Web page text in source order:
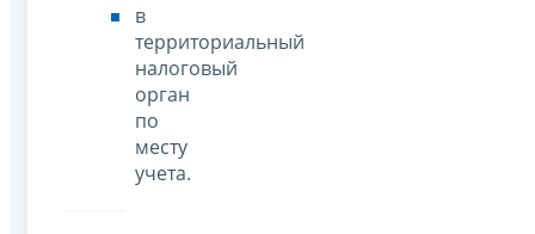
в
территориальный
налоговый
орган
по
месту
учета.